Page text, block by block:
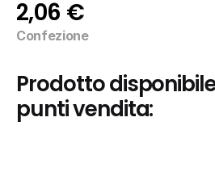
2,06 €
Confezione
Prodotto
punti vendita: